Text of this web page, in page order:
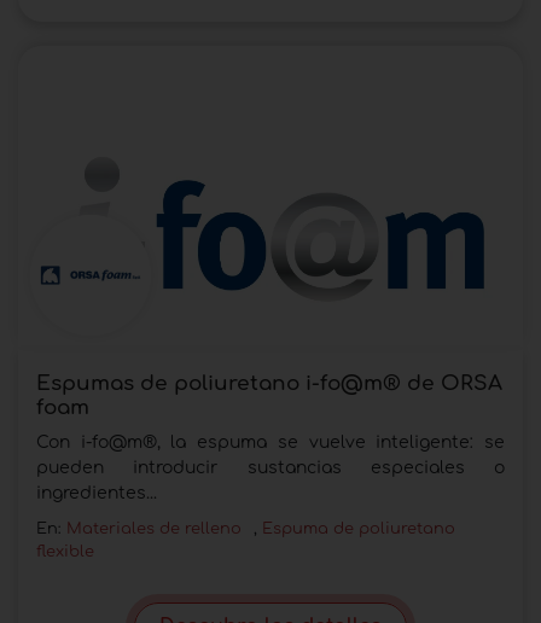
Espumas de poliuretano i-fo@m® de ORSA
foam
Con i-fo@m®, la espuma se vuelve inteligente: se
pueden introducir sustancias especiales o
ingredientes...
En: Materiales de relleno
Espuma de poliuretano
flexible